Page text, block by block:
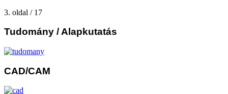
3. oldal / 17
Tudomány / Alapkutatás
CAD/CAM